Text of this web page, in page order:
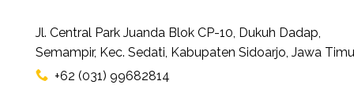
Jl. Central Park Juanda Blok CP-10, Dukuh Dadap,
Semampir, Kec. Sedati, Kabupaten Sidoarjo, Jawa
+62 (031) 99682814